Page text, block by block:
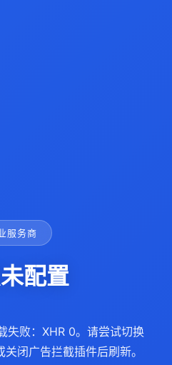
服务商
配置
败：XHR 0。请尝试切换
闭广告拦截插件后刷新。